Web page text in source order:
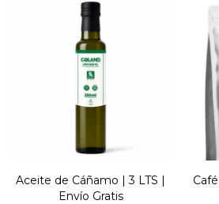
Aceite de Cáñamo | 3 LTS |
Envío Gratis